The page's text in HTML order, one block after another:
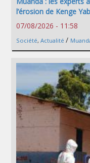
l’érosion de Kenge
07/08/2026 - 11:58
Société, Actualité /